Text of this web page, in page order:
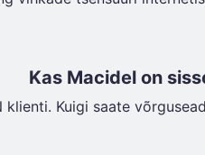
Kas Macidel on
klienti. Kuigi saate